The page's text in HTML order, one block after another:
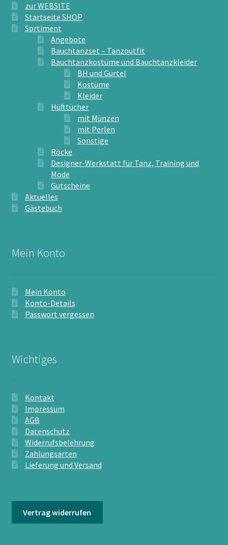
zur WEBSITE
Startseite SHOP
Sortiment
Angebote
Bauchtanzset – Tanzoutfit
Bauchtanzkostüme und Bauchtanzkleider
BH und Gürtel
Kostüme
Kleider
Hüfttücher
mit Münzen
mit Perlen
Sonstige
Röcke
Designer-Werkstatt für Tanz, Training und
Mode
Gutscheine
Aktuelles
Gästebuch
Mein Konto
Mein Konto
Konto-Details
Passwort vergessen
Wichtiges
Kontakt
Impressum
AGB
Datenschutz
Widerrufsbelehrung
Zahlungsarten
Lieferung und Versand
Vertrag widerrufen